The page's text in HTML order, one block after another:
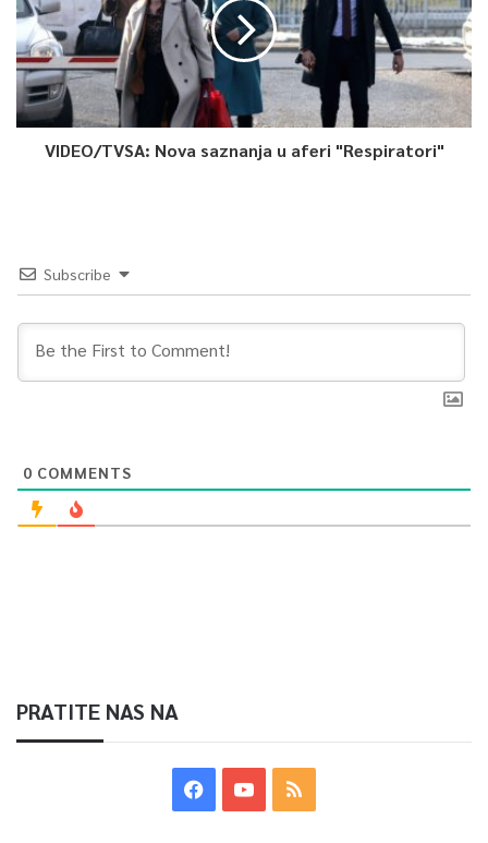
VIDEO/TVSA: Nova saznanja u aferi "Respiratori"
Subscribe
0 COMMENTS
PRATITE NAS NA